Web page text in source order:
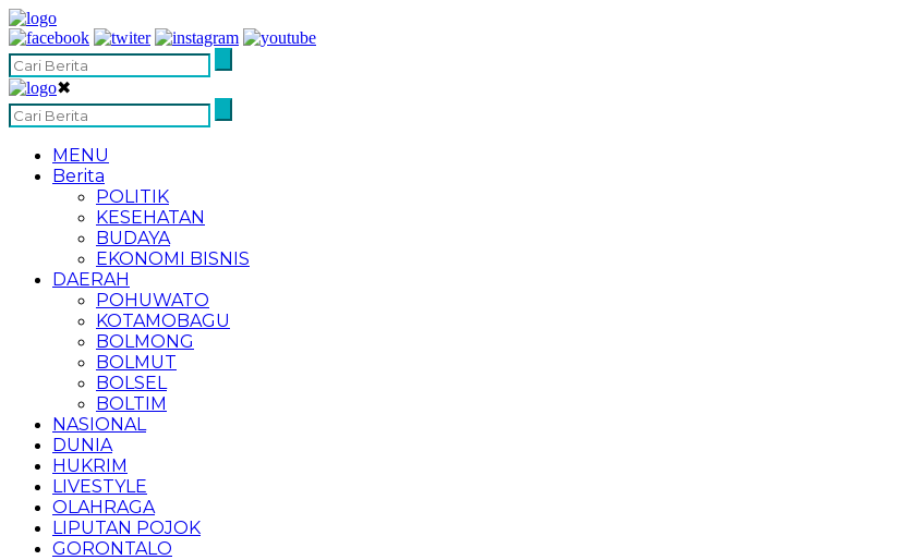
✖
MENU
Berita
POLITIK
KESEHATAN
BUDAYA
EKONOMI BISNIS
DAERAH
POHUWATO
KOTAMOBAGU
BOLMONG
BOLMUT
BOLSEL
BOLTIM
NASIONAL
DUNIA
HUKRIM
LIVESTYLE
OLAHRAGA
LIPUTAN POJOK
GORONTALO